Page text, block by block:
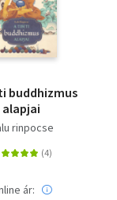
buddhizmus
alapjai
rinpocse
ár: